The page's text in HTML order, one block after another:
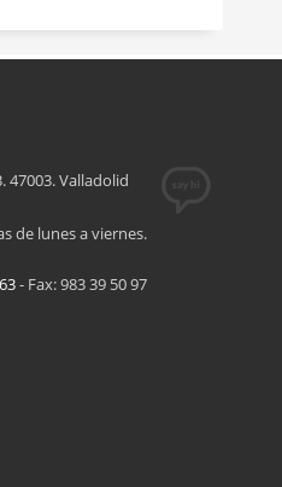
47003. Valladolid
de lunes a viernes.
- Fax: 983 39 50 97